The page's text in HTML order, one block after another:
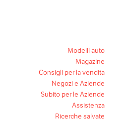
Modelli auto
Magazine
Consigli per la vendita
Negozi e Aziende
Subito per le Aziende
Assistenza
Ricerche salvate